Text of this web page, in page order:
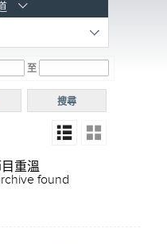
電台
普通
至
搜尋
重溫
found